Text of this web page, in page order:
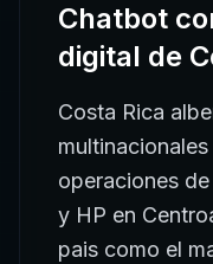
Chatbot
digital de
Costa Rica
operaciones
y HP en
pais como el